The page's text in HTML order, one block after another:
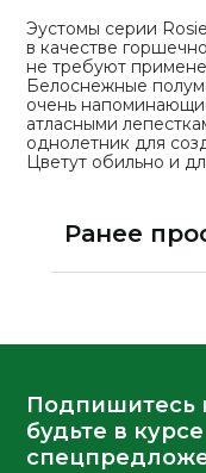
Эустомы серии
в качестве
не требуют
Белоснежные
очень
атласными
однолетник для
Цветут обильно и
Ранее
Подпишитесь
будьте в